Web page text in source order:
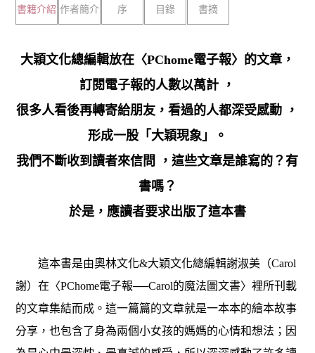
書籍介紹 作者簡介 序 目錄 書摘
大穎文化總編輯放在〈PChome電子報〉的文章，
訂閱電子報的人數以萬計 ，
很多人看後再轉寄給朋友，看過的人都深受感動 ，
形成一股「大穎現象」。
我們不斷收到讀者來信問 ，這些文章是誰寫的？有
書嗎？
於是，應讀者要求出版了這本書
這本書是由奧林文化&大穎文化總編輯謝淑美（Carol
謝）在〈PChome電子報──Carol的魔法圖文書〉裡所刊載
的文章集結而成。這一篇篇的文章就是一本本的繪本故事
分享，也包含了身為兩個小女孩的媽媽的心情和想法；因